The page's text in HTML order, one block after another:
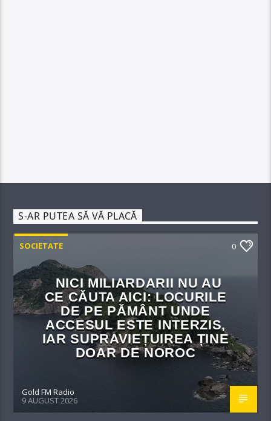
S-AR PUTEA SĂ VĂ PLACĂ
SOCIETATE 0
NICI MILIARDARII NU AU
CE CĂUTA AICI: LOCURILE
DE PE PĂMÂNT UNDE
ACCESUL ESTE INTERZIS,
IAR SUPRAVIEȚUIREA ȚINE
DOAR DE NOROC
Gold FM Radio
9 AUGUST 2026